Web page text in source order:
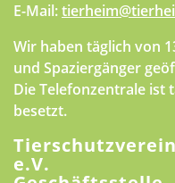
E-Mail:
Wir haben täglich von
und Spaziergänger
Die Telefonzentrale ist
besetzt.
e.V.